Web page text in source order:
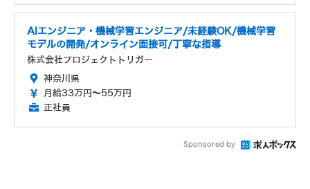
AIエンジニア・機械学習エンジニア/未経験OK/機械学習
モデルの開発/オンライン面接可/丁寧な指導
株式会社プロジェクトトリガー
神奈川県
月給33万円～55万円
正社員
Sponsored by